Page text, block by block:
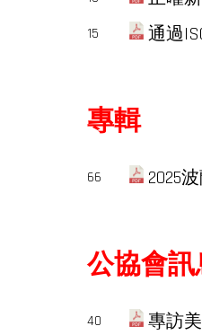
15 通過
專輯
66 2025
公協會訊
40 專訪